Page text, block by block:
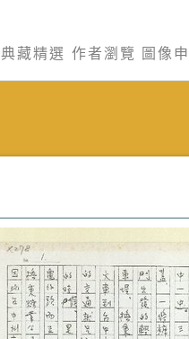
典藏精選 作者瀏覽 圖像